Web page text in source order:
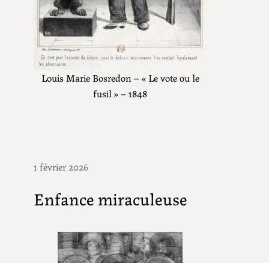
Louis Marie Bosredon – « Le vote ou le
fusil » – 1848
1 février 2026
Enfance miraculeuse